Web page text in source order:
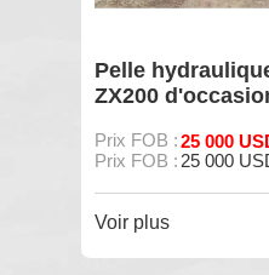
Pelle
de
Prix FOB :
Commande